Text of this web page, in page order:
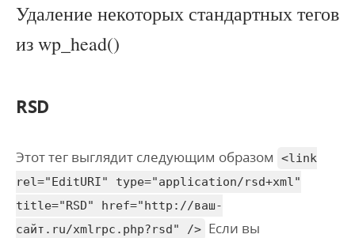
Удаление некоторых стандартных тегов
из wp_head()
RSD
Этот тег выглядит следующим образом
<link
rel="EditURI" type="application/rsd+xml"
title="RSD" href="http://ваш-
сайт.ru/xmlrpc.php?rsd" /> Если вы